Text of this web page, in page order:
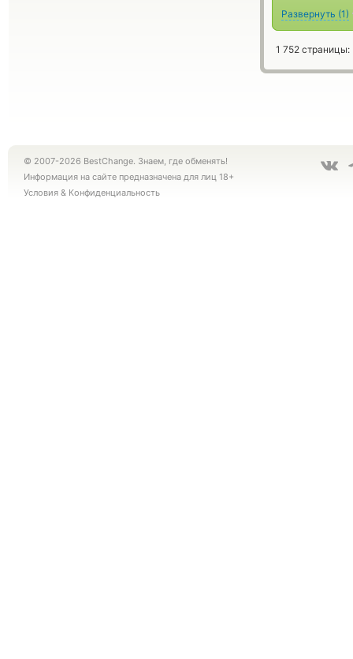
Развернуть (1)
1 752 страницы:
© 2007-2026 BestChange. Знаем, где обменять!
Информация на сайте предназначена для лиц 18+
Условия & Конфиденциальность